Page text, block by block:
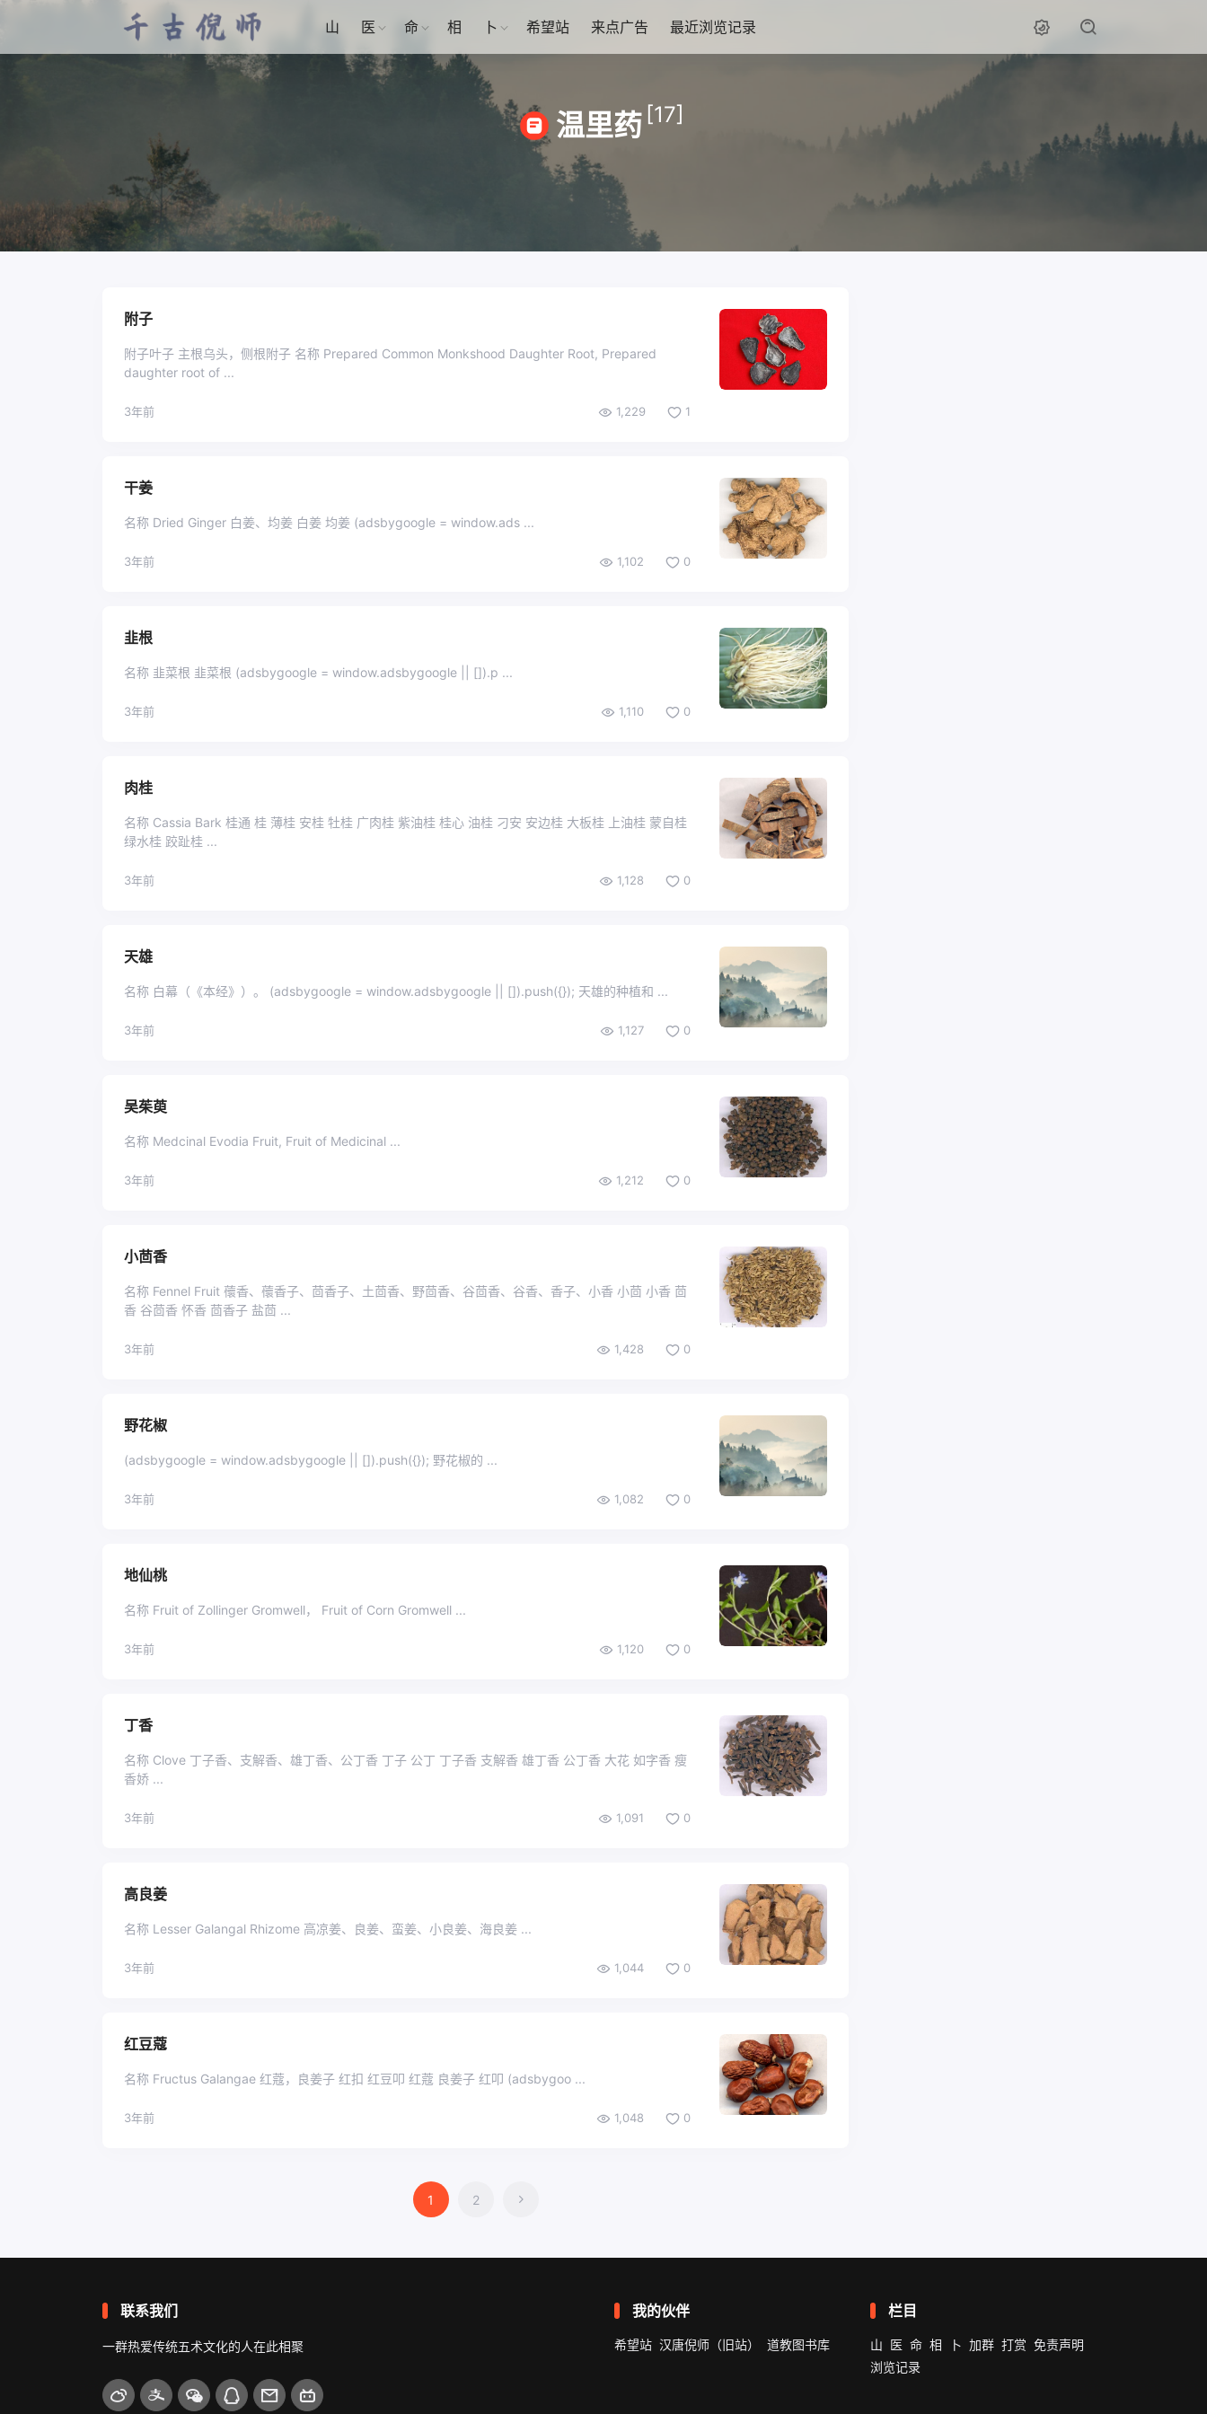
山 医 命 相 卜 希望站 来点广告 最近浏览记录
温里药 [17]
附子
附子叶子 主根乌头，侧根附子 名称 Prepared Common Monkshood Daughter Root, Prepared
daughter root of ...
3年前 1,229 1
干姜
名称 Dried Ginger 白姜、均姜 白姜 均姜 (adsbygoogle = window.ads ...
3年前 1,102 0
韭根
名称 韭菜根 韭菜根 (adsbygoogle = window.adsbygoogle || []).p ...
3年前 1,110 0
肉桂
名称 Cassia Bark 桂通 桂 薄桂 安桂 牡桂 广肉桂 紫油桂 桂心 油桂 刁安 安边桂 大板桂 上油桂 蒙自桂
绿水桂 跤趾桂 ...
3年前 1,128 0
天雄
名称 白幕（《本经》）。 (adsbygoogle = window.adsbygoogle || []).push({}); 天雄的种植和 ...
3年前 1,127 0
吴茱萸
名称 Medcinal Evodia Fruit, Fruit of Medicinal ...
3年前 1,212 0
小茴香
名称 Fennel Fruit 蘹香、蘹香子、茴香子、土茴香、野茴香、谷茴香、谷香、香子、小香 小茴 小香 茴
香 谷茴香 怀香 茴香子 盐茴 ...
3年前 1,428 0
野花椒
(adsbygoogle = window.adsbygoogle || []).push({}); 野花椒的 ...
3年前 1,082 0
地仙桃
名称 Fruit of Zollinger Gromwell， Fruit of Corn Gromwell ...
3年前 1,120 0
丁香
名称 Clove 丁子香、支解香、雄丁香、公丁香 丁子 公丁 丁子香 支解香 雄丁香 公丁香 大花 如字香 瘦
香娇 ...
3年前 1,091 0
高良姜
名称 Lesser Galangal Rhizome 高凉姜、良姜、蛮姜、小良姜、海良姜 ...
3年前 1,044 0
红豆蔻
名称 Fructus Galangae 红蔻，良姜子 红扣 红豆叩 红蔻 良姜子 红叩 (adsbygoo ...
3年前 1,048 0
1 2
联系我们
一群热爱传统五术文化的人在此相聚
我的伙伴
希望站 汉唐倪师（旧站） 道教图书库
栏目
山 医 命 相 卜 加群 打赏 免责声明
浏览记录